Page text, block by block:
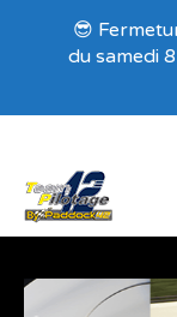
😎
du samedi